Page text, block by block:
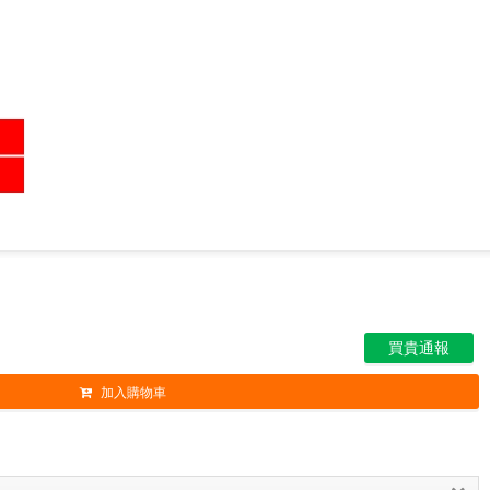
買貴通報
加入購物車